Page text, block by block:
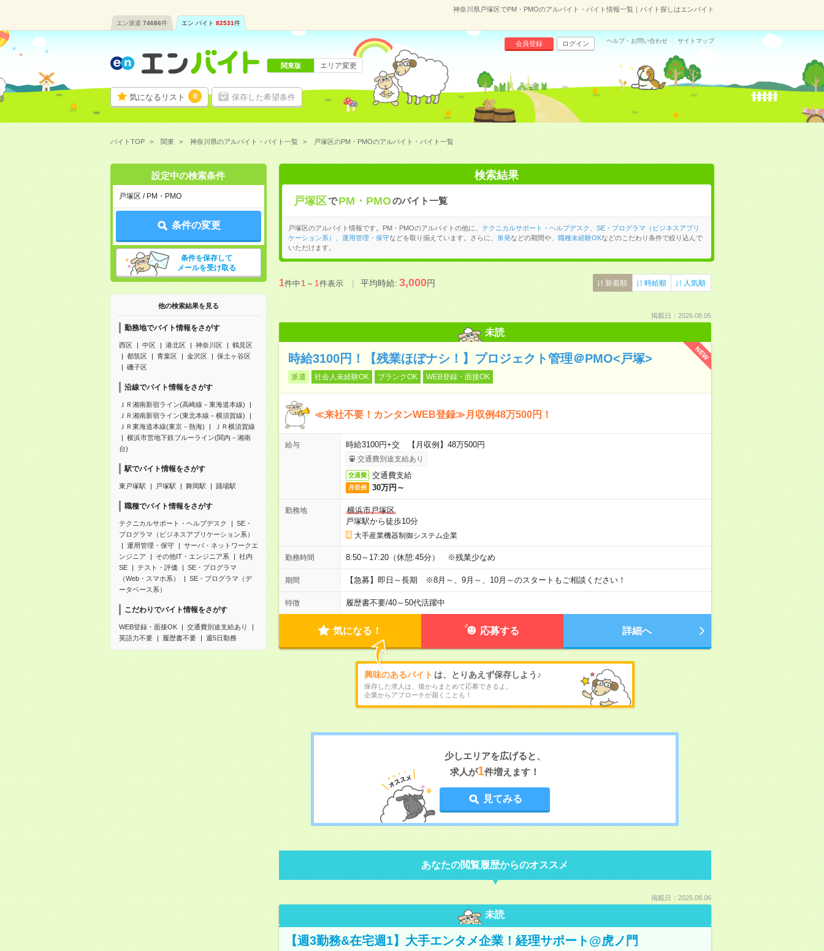
神奈川県戸塚区でPM・PMOのアルバイト・バイト情報一覧｜バイト探しはエンバイト
エン派遣 74686件 エン バイト 82531件
気になるリスト 0 保存した希望条件
会員登録 ログイン ヘルプ・お問い合わせ サイトマップ
関東版 エリア変更
バイトTOP 関東 神奈川県のアルバイト・バイト一覧 戸塚区のPM・PMOのアルバイト・バイト一覧
設定中の検索条件
戸塚区 / PM・PMO
条件の変更
条件を保存して
メールを受け取る
他の検索結果を見る
勤務地でバイト情報をさがす
西区 中区 港北区 神奈川区
鶴見区
都筑区
青葉区 金沢区
保土ヶ谷区
磯子区
沿線でバイト情報をさがす
ＪＲ湘南新宿ライン(高崎線－東海道本線)
ＪＲ湘南新宿ライン(東北本線－横須賀線)
ＪＲ東海道本線(東京－熱海)
ＪＲ横須賀線
横浜市営地下鉄ブルーライン(関内－湘南
台)
駅でバイト情報をさがす
東戸塚駅 戸塚駅 舞岡駅 踊場駅
職種でバイト情報をさがす
テクニカルサポート・ヘルプデスク
SE・
プログラマ（ビジネスアプリケーション系）
運用管理・保守
サーバ・ネットワークエ
ンジニア
その他IT・エンジニア系
社内
SE
テスト・評価
SE・プログラマ
（Web・スマホ系）
SE・プログラマ（デ
ータベース系）
こだわりでバイト情報をさがす
WEB登録・面接OK
交通費別途支給あり
英語力不要
履歴書不要 週5日勤務
検索結果
戸塚区で PM・PMOのバイト一覧
戸塚区のアルバイト情報です。PM・PMOのアルバイトの他に、 テクニカルサポート・ヘルプデスク
SE・プログラマ（ビジネスアプリ
ケーション系）
運用管理・保守などを取り揃えています。さらに、 単発などの期間や、 職種未経験OKなどのこだわり条件で絞り込んで
いただけます。
1件中1～1件表示 平均時給:3,000円 新着順 時給順 人気順
掲載日：2026.08.05
未読
NEW
時給3100円！【残業ほぼナシ！】プロジェクト管理＠PMO<戸塚>
派遣 社会人未経験OK ブランクOK WEB登録・面接OK
≪来社不要！カンタンWEB登録≫月収例48万500円！
給与 時給3100円+交 【月収例】48万500円
交通費別途支給あり
交通費 交通費支給
月収例 30万円～
勤務地
横浜市戸塚区
戸塚駅から徒歩10分
大手産業機器制御システム企業
勤務時間 8:50～17:20（休憩:45分） ※残業少なめ
期間 【急募】即日～長期 ※8月～、9月～、10月～のスタートもご相談ください！
特徴 履歴書不要/40～50代活躍中
気になる！ 応募する 詳細へ
興味のあるバイト は、とりあえず保存しよう♪
保存した求人は、後からまとめて応募できるよ。
企業からアプローチが届くことも！
少しエリアを広げると、
求人が1件増えます！
見てみる
あなたの閲覧履歴からのオススメ
掲載日：2026.08.06
未読
【週3勤務&在宅週1】大手エンタメ企業！経理サポート@虎ノ門